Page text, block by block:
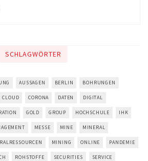
SCHLAGWÖRTER
AUSSAGEN BERLIN BOHRUNGEN
CLOUD CORONA DATEN DIGITAL
GOLD GROUP HOCHSCHULE IHK
MESSE MINE MINERAL
MINING ONLINE PANDEMIE
ROHSTOFFE SECURITIES SERVICE